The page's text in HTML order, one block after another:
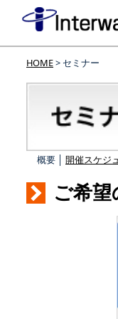
HOME> セミナー
概要 │ 開催スケジ
ご希